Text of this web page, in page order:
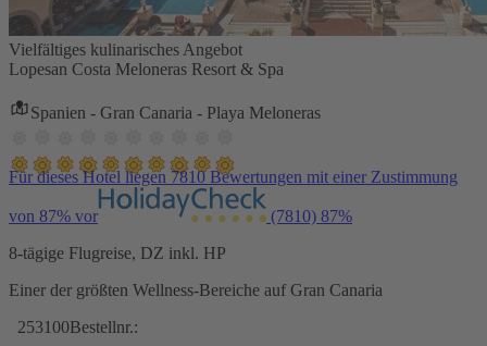
Vielfältiges kulinarisches Angebot
Lopesan Costa Meloneras Resort & Spa
Spanien - Gran Canaria - Playa Meloneras
Für dieses Hotel liegen 7810 Bewertungen mit einer Zustimmung
von 87% vor (7810) 87%
8-tägige Flugreise, DZ inkl. HP
Einer der größten Wellness-Bereiche auf Gran Canaria
253100Bestellnr.: